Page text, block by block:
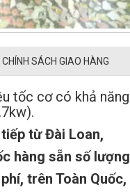
CHÍNH SÁCH GIAO HÀNG
tốc cơ có khả
từ Đài Loan,
hàng sẵn số
trên Toàn Quốc,